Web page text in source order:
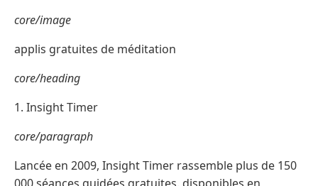
core/image
applis gratuites de méditation
core/heading
1. Insight Timer
core/paragraph
Lancée en 2009, Insight Timer rassemble plus de 150